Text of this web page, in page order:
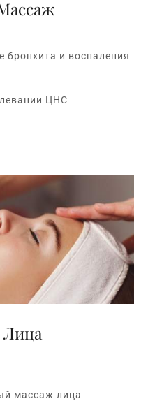
бронхита и воспаления
ЦНС
массаж лица